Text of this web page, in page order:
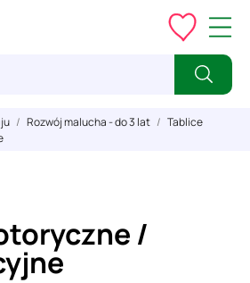
Rozwój malucha - do 3 lat
Tablice
/